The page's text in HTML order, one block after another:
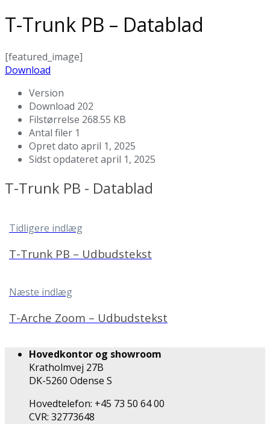
T-Trunk PB – Datablad
[featured_image]
Download
Version
Download 202
Filstørrelse 268.55 KB
Antal filer 1
Opret dato april 1, 2025
Sidst opdateretapril 1, 2025
T-Trunk PB - Datablad
Tidligere indlæg
T-Trunk PB – Udbudstekst
Næste indlæg
T-Arche Zoom – Udbudstekst
Hovedkontor og showroom
Kratholmvej 27B
DK-5260 Odense S
Hovedtelefon: +45 73 50 64 00
CVR: 32773648